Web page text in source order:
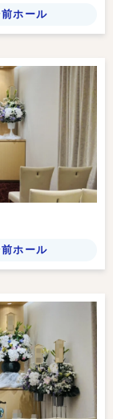
ホール
ホール